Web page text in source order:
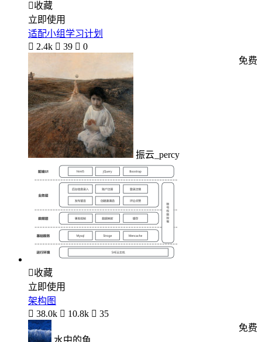
收藏
立即使用
适配小组学习计划
 2.4k  39  0
振云_percy
免费
收藏
立即使用
架构图
 38.0k  10.8k  35
水中的鱼
免费